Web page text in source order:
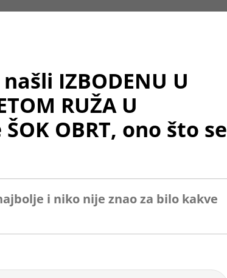
IZBODENU U
RUŽA U
OBRT, ono što se
i niko nije znao za bilo kakve